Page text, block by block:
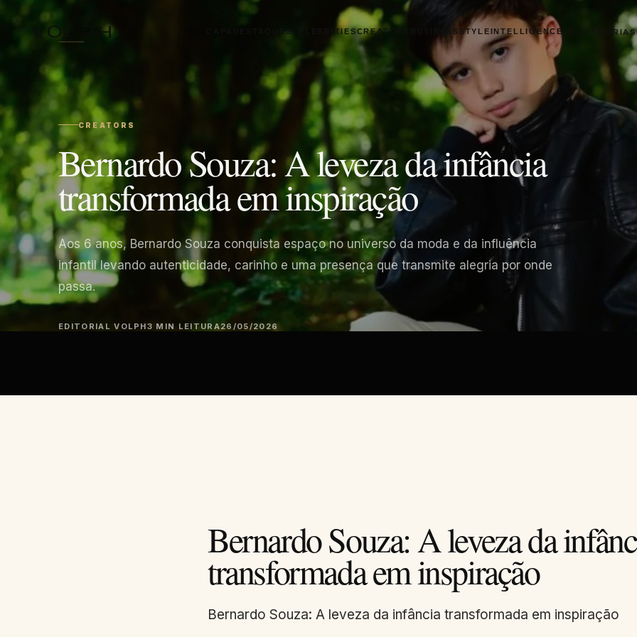
DESTAQUES CELEBRITIESCREATORS BUSINESS STYLEINTELLIGENCE + CATEGORIAS
CREATORS
Bernardo Souza: A leveza da infância
transformada em inspiração
Aos 6 anos, Bernardo Souza conquista espaço no universo da moda e da influência
infantil levando autenticidade, carinho e uma presença que transmite alegria por onde
passa.
EDITORIAL VOLPH3 MIN LEITURA26/05/2026
Bernardo Souza: A leveza da
transformada em inspiração
Bernardo Souza: A leveza da infância transformada em inspiração